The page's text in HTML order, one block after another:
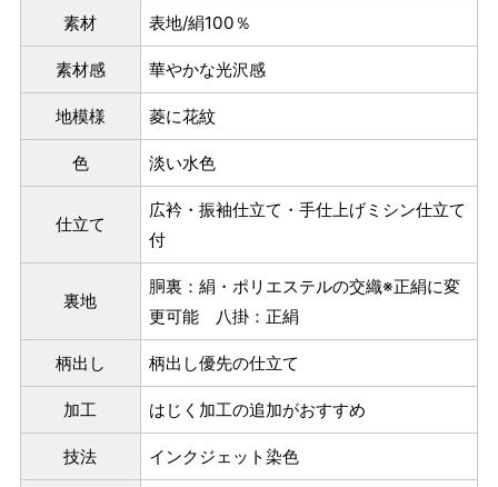
パターンオーダー（弊社規定のS～LLサイズより、身長・
ヒップを目安にサイズをお選びいただく）
マイサイズでお仕立て（お客様の希望サイズでお仕立て）
店舗で採寸（お近くの店舗でスタッフが採寸）
サイズ 身長目安 ヒップ目安
素材 表地/絹100％
素材感 華やかな光沢感
地模様 菱に花紋
色 淡い水色
仕立て
広衿・振袖仕立て・手仕上げミシン仕立て
付
裏地
胴裏：絹・ポリエステルの交織※正絹に変
更可能 八掛：正絹
柄出し 柄出し優先の仕立て
加工 はじく加工の追加がおすすめ
技法 インクジェット染色